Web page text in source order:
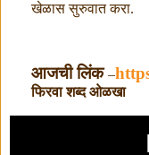
खेळास सुरुवात करा.
आजची लिंक –
फिरवा शब्द ओळखा